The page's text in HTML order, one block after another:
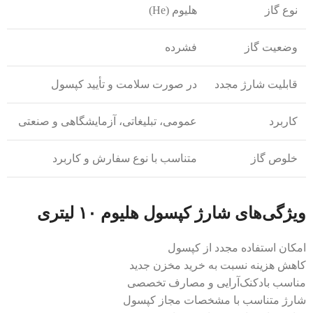
نوع گاز هلیوم (He)
وضعیت گاز فشرده
قابلیت شارژ مجدد در صورت سلامت و تأیید کپسول
کاربرد عمومی، تبلیغاتی، آزمایشگاهی و صنعتی
خلوص گاز متناسب با نوع سفارش و کاربرد
ویژگی‌های شارژ کپسول هلیوم ۱۰ لیتری
امکان استفاده مجدد از کپسول
کاهش هزینه نسبت به خرید مخزن جدید
مناسب بادکنک‌آرایی و مصارف تخصصی
شارژ متناسب با مشخصات مجاز کپسول